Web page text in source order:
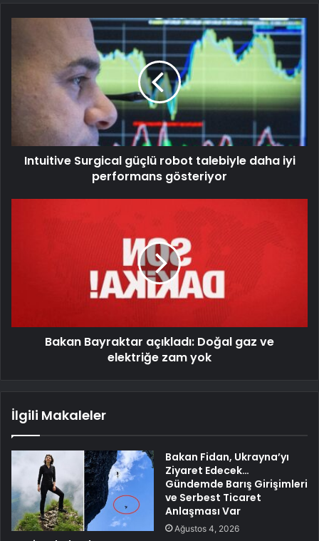
Intuitive Surgical güçlü robot talebiyle daha iyi
performans gösteriyor
Bakan Bayraktar açıkladı: Doğal gaz ve
elektriğe zam yok
İlgili Makaleler
Bakan Fidan, Ukrayna’yı
Ziyaret Edecek…
Gündemde Barış Girişimleri
ve Serbest Ticaret
Anlaşması Var
Ağustos 4, 2026